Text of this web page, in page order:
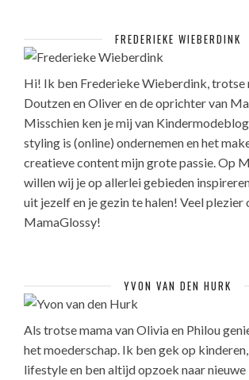
FREDERIEKE WIEBERDINK
Hi! Ik ben Frederieke Wieberdink, trotse
Doutzen en Oliver en de oprichter van
Misschien ken je mij van
styling is (online) ondernemen en het
creatieve content mijn grote passie. Op
willen wij je op allerlei gebieden
uit jezelf en je gezin te halen! Veel plezier
MamaGlossy!
YVON VAN DEN HURK
Als trotse mama van Olivia en Philou
het moederschap. Ik ben gek op
lifestyle en ben altijd opzoek naar